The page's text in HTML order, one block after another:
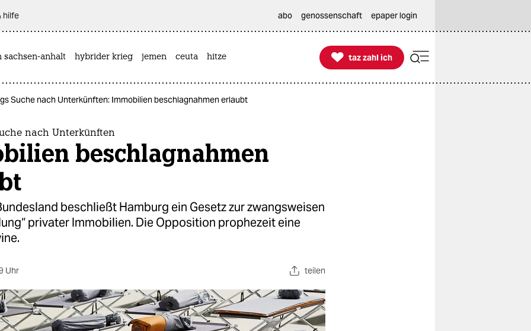
hilfe abo genossenschaft epaper login
sachsen-anhalt hybrider krieg jemen ceuta hitze 
taz zahl ich
taz zahl ich
Suche nach Unterkünften: Immobilien beschlagnahmen erlaubt
nach Unterkünften
beschlagnahmen
beschließt Hamburg ein Gesetz zur zwangsweisen
privater Immobilien. Die Opposition prophezeit eine
Uhr teilen